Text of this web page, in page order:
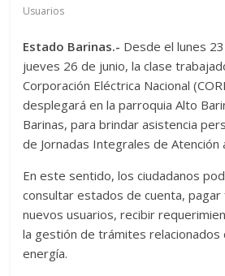
Usuarios
Estado Barinas.- Desde el lunes
jueves 26 de junio, la clase
Corporación Eléctrica Nacional
desplegará en la parroquia Alto
Barinas, para brindar asistencia
de Jornadas Integrales de Atención
En este sentido, los ciudadanos
consultar estados de cuenta,
nuevos usuarios, recibir
la gestión de trámites relacionados
energía.